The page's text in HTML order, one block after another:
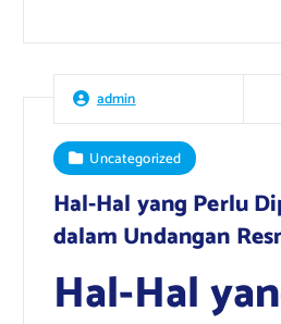
admin
Uncategorized
Hal-Hal yang Perlu
dalam Undangan
Hal-Hal